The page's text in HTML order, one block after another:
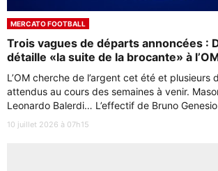
MERCATO FOOTBALL
Trois vagues de départs annoncées :
détaille «la suite de la brocante» à
L’OM cherche de l’argent cet été et plusieurs
attendus au cours des semaines à venir.
Leonardo Balerdi… L’effectif de Bruno
10 juillet 2026 à 07h15